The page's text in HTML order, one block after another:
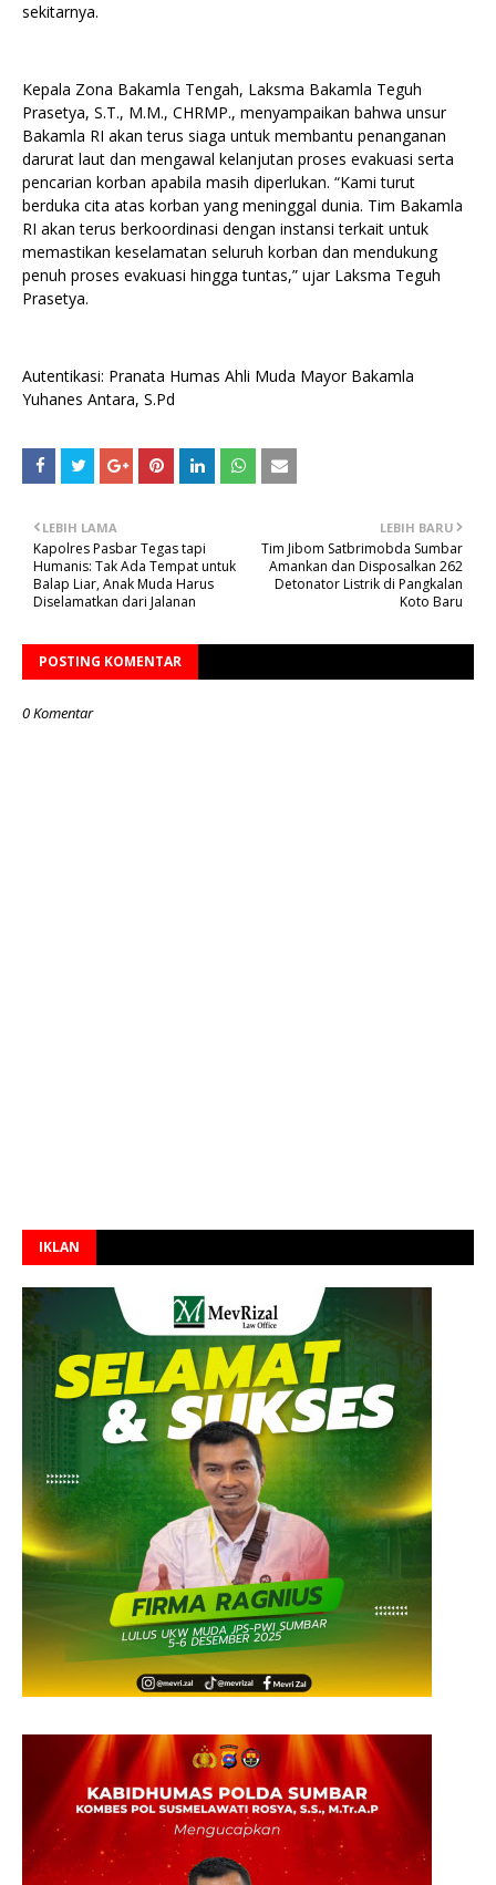
sekitarnya.
Kepala Zona Bakamla Tengah, Laksma Bakamla Teguh
Prasetya, S.T., M.M., CHRMP., menyampaikan bahwa unsur
Bakamla RI akan terus siaga untuk membantu penanganan
darurat laut dan mengawal kelanjutan proses evakuasi serta
pencarian korban apabila masih diperlukan. “Kami turut
berduka cita atas korban yang meninggal dunia. Tim Bakamla
RI akan terus berkoordinasi dengan instansi terkait untuk
memastikan keselamatan seluruh korban dan mendukung
penuh proses evakuasi hingga tuntas,” ujar Laksma Teguh
Prasetya.
Autentikasi: Pranata Humas Ahli Muda Mayor Bakamla
Yuhanes Antara, S.Pd
LEBIH BARU
Tim Jibom Satbrimobda Sumbar
Amankan dan Disposalkan 262
Detonator Listrik di Pangkalan
Koto Baru
LEBIH LAMA
Kapolres Pasbar Tegas tapi
Humanis: Tak Ada Tempat untuk
Balap Liar, Anak Muda Harus
Diselamatkan dari Jalanan
POSTING KOMENTAR
0 Komentar
IKLAN